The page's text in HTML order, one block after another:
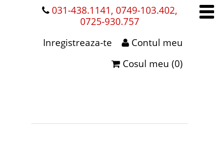
031-438.1141, 0749-103.402,
0725-930.757
Contul meu
Inregistreaza-te
Cosul meu (0)